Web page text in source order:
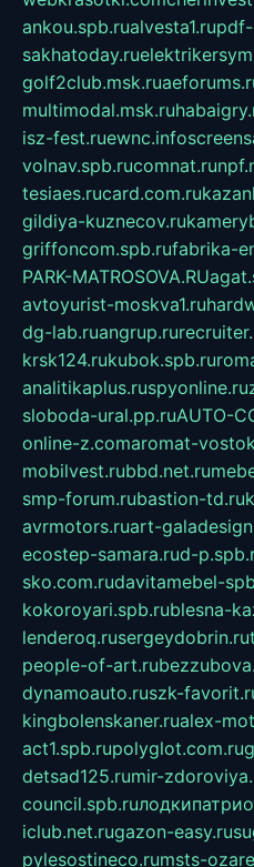
ankou.spb.rualvesta1.ru
sakhatoday.ru
golf2club.msk.ru
multimodal.msk.ru
isz-fest.ruewnc.info
volnav.spb.rucomnat.ru
tesiaes.rucard.com.ru
gildiya-kuznecov.ru
griffoncom.spb.rufabrika-
PARK-MATROSOVA.RU
avtoyurist-moskva1.ru
dg-lab.ruangrup.ru
krsk124.rukubok.spb.ru
analitikaplus.ruspyonline.ru
sloboda-ural.pp.ruAUTO-
online-z.comaromat-
mobilvest.rubbd.net.ru
smp-forum.rubastion-td.ru
avrmotors.ruart-
ecostep-samara.rud-
sko.com.rudavitamebel-
kokoroyari.spb.rublesna-
lenderoq.rusergeydobrin.ru
people-of-art.ru
dynamoauto.ruszk-
kingbolenskaner.rualex-
act1.spb.rupolyglot.com.ru
detsad125.rumir-
council.spb.ru
iclub.net.rugazon-easy.ru
pylesostineco.rumsts-